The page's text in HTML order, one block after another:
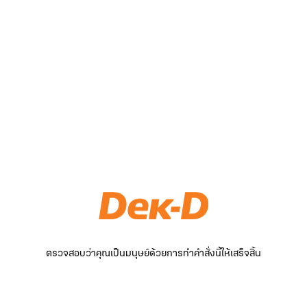
ตรวจสอบว่าคุณเป็นมนุษย์ด้วยการทำคำสั่งนี้ให้เสร็จสิ้น